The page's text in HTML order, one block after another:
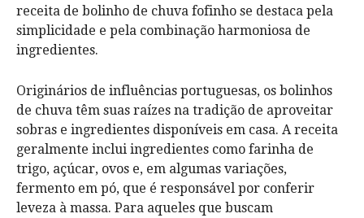
receita de bolinho de chuva fofinho se destaca pela
simplicidade e pela combinação harmoniosa de
ingredientes.
Originários de influências portuguesas, os bolinhos
de chuva têm suas raízes na tradição de aproveitar
sobras e ingredientes disponíveis em casa. A receita
geralmente inclui ingredientes como farinha de
trigo, açúcar, ovos e, em algumas variações,
fermento em pó, que é responsável por conferir
leveza à massa. Para aqueles que buscam